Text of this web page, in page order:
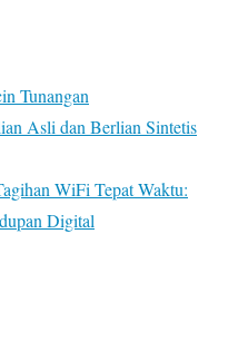
Tunangan
Asli dan Berlian Sintetis
WiFi Tepat Waktu:
Digital